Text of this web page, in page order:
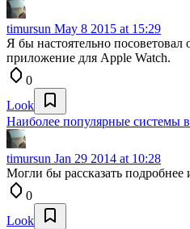
timursun May 8 2015 at 15:29
Я бы настоятельно посоветовал
приложение для Apple Watch.
0
Look
Наиболее популярные системы
timursun Jan 29 2014 at 10:28
Могли бы рассказать подробнее
0
Look